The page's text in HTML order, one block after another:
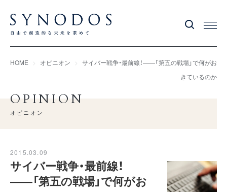
HOME オピニオン
サイバー戦争・最前線！――「第五の戦場」で何がお
きているのか
OPINION
オピニオン
2015.03.09
サイバー戦争・最前線！
――「第五の戦場」で何がお